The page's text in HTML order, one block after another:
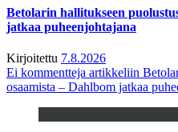
Betolarin hallitukseen
jatkaa puheenjohtajana
Kirjoitettu 7.8.2026
Ei kommentteja artikkeliin
osaamista – Dahlbom jatkaa